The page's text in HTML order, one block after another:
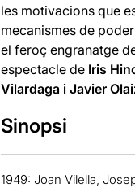
les motivacions que
mecanismes de
el feroç engranatge
espectacle de Iris
Vilardaga i Javier
Sinopsi
1949: Joan Vilella,